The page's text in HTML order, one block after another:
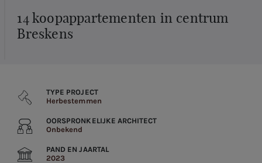
14 koopappartementen in centrum
Breskens
TYPE PROJECT
Herbestemmen
OORSPRONKELIJKE ARCHITECT
Onbekend
PAND EN JAARTAL
2023